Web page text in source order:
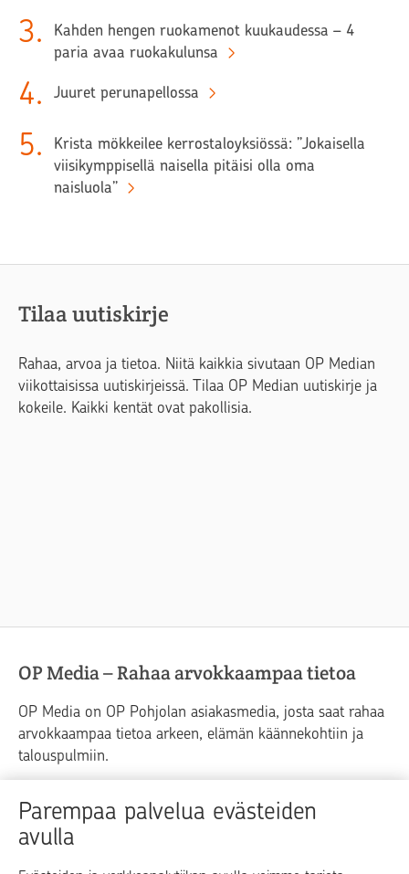
Parempaa palvelua evästeiden
avulla
3.
Kahden hengen ruokamenot kuukaudessa – 4
paria avaa ruokakulunsa
4. Juuret perunapellossa
5.
Krista mökkeilee kerrostaloyksiössä: ”Jokaisella
viisikymppisellä naisella pitäisi olla oma
naisluola”
Tilaa uutiskirje
Rahaa, arvoa ja tietoa. Niitä kaikkia sivutaan OP Median
viikottaisissa uutiskirjeissä. Tilaa OP Median uutiskirje ja
kokeile. Kaikki kentät ovat pakollisia.
OP Media – Rahaa arvokkaampaa tietoa
OP Media on OP Pohjolan asiakasmedia, josta saat rahaa
arvokkaampaa tietoa arkeen, elämän käännekohtiin ja
talouspulmiin.
Raha Elämä
Yrityselämä
Blogit ja puheenvuorot